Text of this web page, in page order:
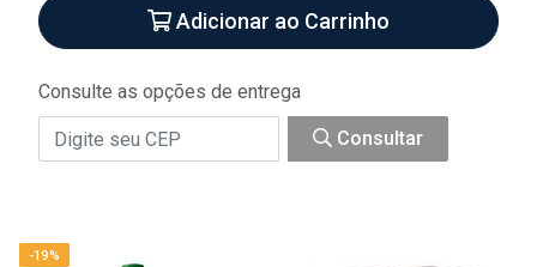
Adicionar ao Carrinho
Consulte as opções de entrega
Consultar
-19%